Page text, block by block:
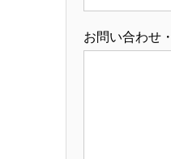
お問い合わせ